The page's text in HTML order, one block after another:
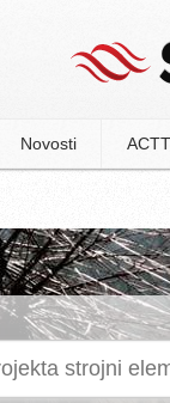
Novosti